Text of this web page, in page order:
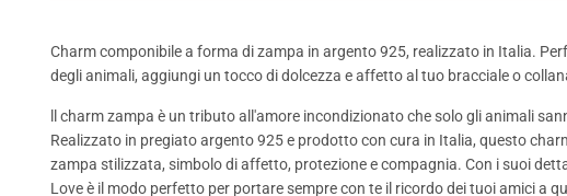
Charm componibile a forma di zampa in argento 925, realizzato in Italia.
degli animali, aggiungi un tocco di dolcezza e affetto al tuo bracciale o
ll charm zampa è un tributo all'amore incondizionato che solo gli animali
Realizzato in pregiato argento 925 e prodotto con cura in Italia, questo
zampa stilizzata, simbolo di affetto, protezione e compagnia. Con i suoi
Love è il modo perfetto per portare sempre con te il ricordo dei tuoi amici a